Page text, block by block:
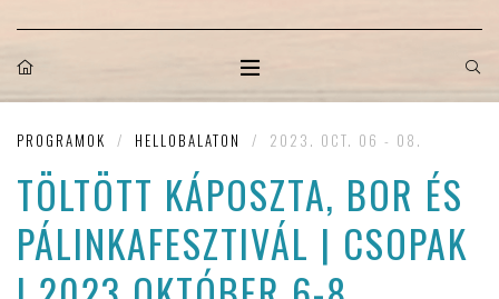
PROGRAMOK / HELLOBALATON / 2023. OCT. 06 - 08.
TÖLTÖTT KÁPOSZTA, BOR ÉS
PÁLINKAFESZTIVÁL | CSOPAK